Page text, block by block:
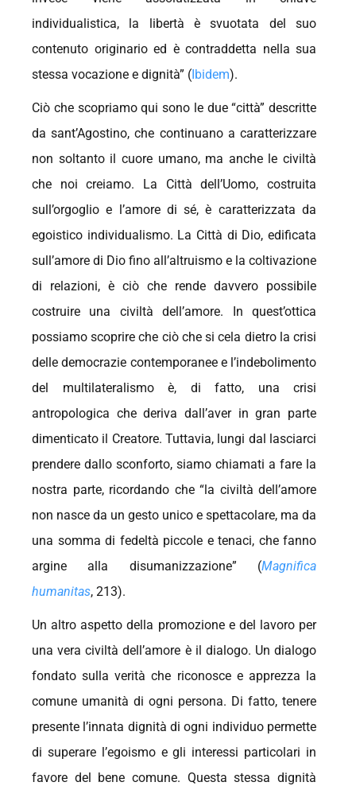
individualistica, la libertà è svuotata del suo
contenuto originario ed è contraddetta nella sua
stessa vocazione e dignità” (Ibidem).
Ciò che scopriamo qui sono le due “città” descritte
da sant’Agostino, che continuano a caratterizzare
non soltanto il cuore umano, ma anche le civiltà
che noi creiamo. La Città dell’Uomo, costruita
sull’orgoglio e l’amore di sé, è caratterizzata da
egoistico individualismo. La Città di Dio, edificata
sull’amore di Dio fino all’altruismo e la coltivazione
di relazioni, è ciò che rende davvero possibile
costruire una civiltà dell’amore. In quest’ottica
possiamo scoprire che ciò che si cela dietro la crisi
delle democrazie contemporanee e l’indebolimento
del multilateralismo è, di fatto, una crisi
antropologica che deriva dall’aver in gran parte
dimenticato il Creatore. Tuttavia, lungi dal lasciarci
prendere dallo sconforto, siamo chiamati a fare la
nostra parte, ricordando che “la civiltà dell’amore
non nasce da un gesto unico e spettacolare, ma da
una somma di fedeltà piccole e tenaci, che fanno
argine alla disumanizzazione” (Magnifica
humanitas, 213).
Un altro aspetto della promozione e del lavoro per
una vera civiltà dell’amore è il dialogo. Un dialogo
fondato sulla verità che riconosce e apprezza la
comune umanità di ogni persona. Di fatto, tenere
presente l’innata dignità di ogni individuo permette
di superare l’egoismo e gli interessi particolari in
favore del bene comune. Questa stessa dignità